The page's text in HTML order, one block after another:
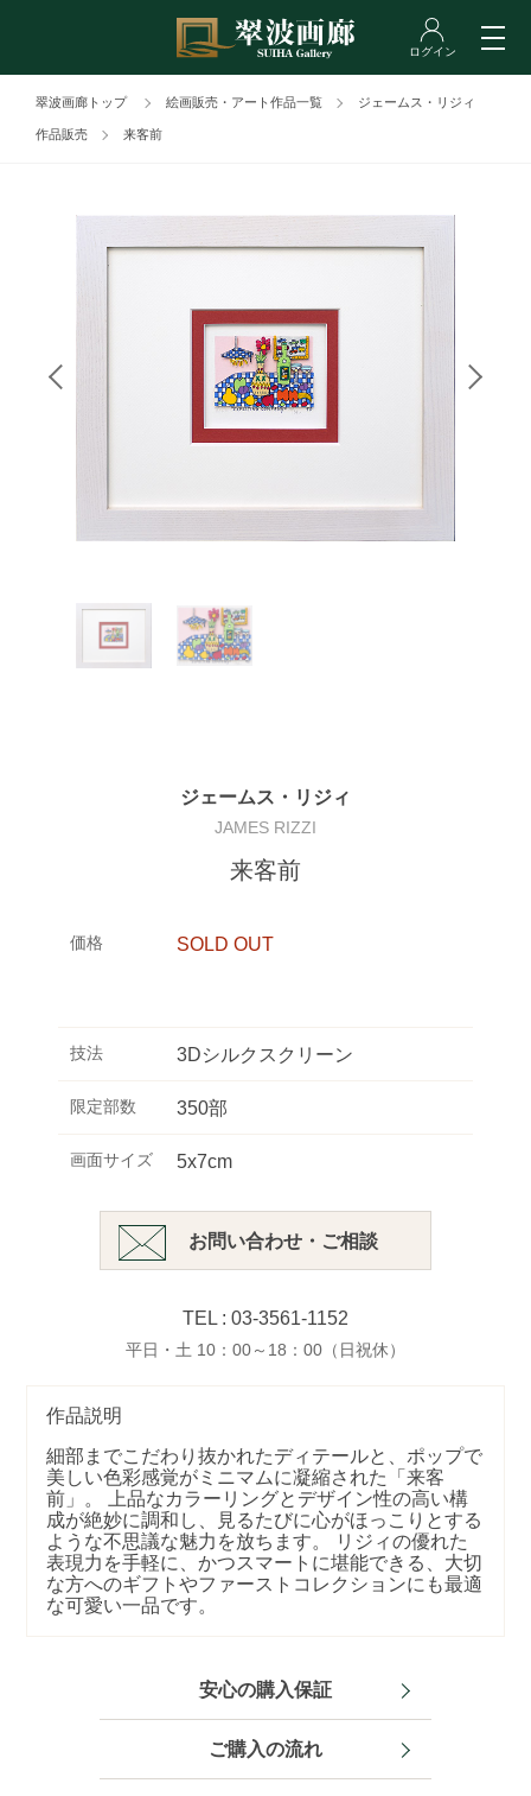
翠波画廊トップ 絵画販売・アート作品一覧 ジェームス・リジィ
作品販売 来客前
ジェームス・リジィ
JAMES RIZZI
来客前
価格 SOLD OUT
技法 3Dシルクスクリーン
限定部数 350部
画面サイズ 5x7cm
お問い合わせ・ご相談
TEL : 03-3561-1152
平日・土 10：00～18：00（日祝休）
作品説明
細部までこだわり抜かれたディテールと、ポップで
美しい色彩感覚がミニマムに凝縮された「来客
前」。 上品なカラーリングとデザイン性の高い構
成が絶妙に調和し、見るたびに心がほっこりとする
ような不思議な魅力を放ちます。 リジィの優れた
表現力を手軽に、かつスマートに堪能できる、大切
な方へのギフトやファーストコレクションにも最適
な可愛い一品です。
安心の購入保証
ご購入の流れ